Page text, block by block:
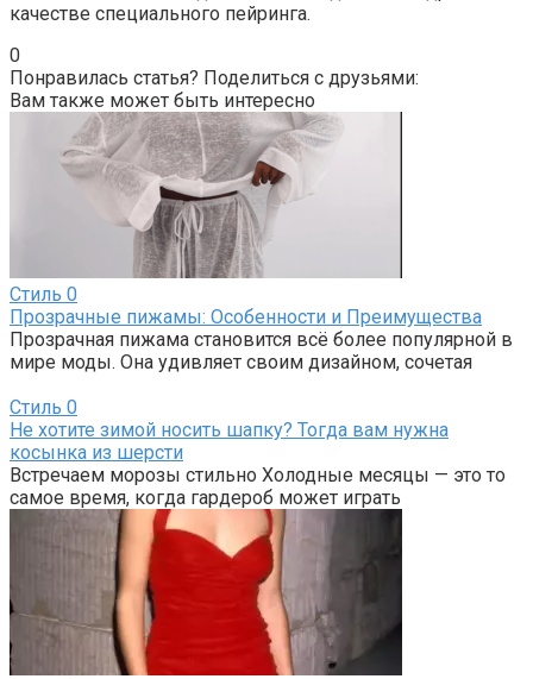
качестве специального пейринга.
0
Понравилась статья? Поделиться с друзьями:
Вам также может быть интересно
Стиль 0
Прозрачные пижамы: Особенности и Преимущества
Прозрачная пижама становится всё более популярной в
мире моды. Она удивляет своим дизайном, сочетая
Стиль 0
Не хотите зимой носить шапку? Тогда вам нужна
косынка из шерсти
Встречаем морозы стильно Холодные месяцы — это то
самое время, когда гардероб может играть